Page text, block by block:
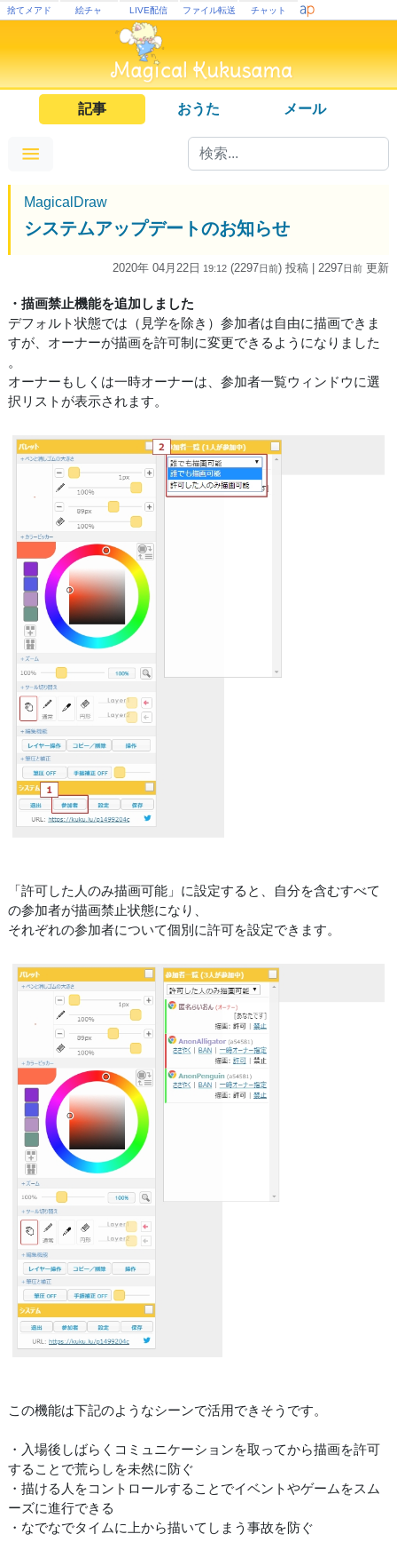
捨てメアド 絵チャ LIVE配信 ファイル転送 チャット
記事 おうた メール
MagicalDraw
システムアップデートのお知らせ
2020年 04月22日 19:12 (2297日前) 投稿 | 2297日前 更新
・描画禁止機能を追加しました
デフォルト状態では（見学を除き）参加者は自由に描画できま
すが、オーナーが描画を許可制に変更できるようになりました
。
オーナーもしくは一時オーナーは、参加者一覧ウィンドウに選
択リストが表示されます。
「許可した人のみ描画可能」に設定すると、自分を含むすべて
の参加者が描画禁止状態になり、
それぞれの参加者について個別に許可を設定できます。
この機能は下記のようなシーンで活用できそうです。
・入場後しばらくコミュニケーションを取ってから描画を許可
することで荒らしを未然に防ぐ
・描ける人をコントロールすることでイベントやゲームをスム
ーズに進行できる
・なでなでタイムに上から描いてしまう事故を防ぐ